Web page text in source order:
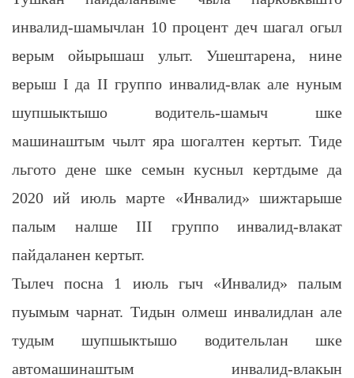
инвалид-шамычлан 10 процент деч шагал огыл
верым ойырышаш улыт. Ушештарена, нине
верыш I да II группо инвалид-влак але нуным
шупшыктышо водитель-шамыч шке
машинаштым чылт яра шогалтен кертыт. Тиде
льгото дене шке семын кусныл кертдыме да
2020 ий июль марте «Инвалид» шижтарыше
палым налше III группо инвалид-влакат
пайдаланен кертыт.
Тылеч посна 1 июль гыч «Инвалид» палым
пуымым чарнат. Тидын олмеш инвалидлан але
тудым шупшыктышо водительлан шке
автомашинаштым инвалид-влакын